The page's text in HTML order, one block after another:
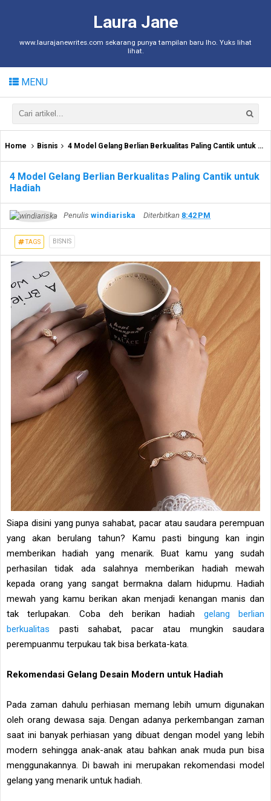
Laura Jane
www.laurajanewrites.com sekarang punya tampilan baru lho. Yuks lihat
lihat.
MENU
Home Bisnis 4 Model Gelang Berlian Berkualitas Paling Cantik untuk Hadiah
4 Model Gelang Berlian Berkualitas Paling Cantik untuk
Hadiah
Penulis windiariska Diterbitkan 8:42 PM
TAGS BISNIS
Siapa disini yang punya sahabat, pacar atau saudara perempuan
yang akan berulang tahun? Kamu pasti bingung kan ingin
memberikan hadiah yang menarik. Buat kamu yang sudah
perhasilan tidak ada salahnya memberikan hadiah mewah
kepada orang yang sangat bermakna dalam hidupmu. Hadiah
mewah yang kamu berikan akan menjadi kenangan manis dan
tak terlupakan. Coba deh berikan hadiah gelang berlian
berkualitas pasti sahabat, pacar atau mungkin saudara
perempuanmu terpukau tak bisa berkata-kata.
Rekomendasi Gelang Desain Modern untuk Hadiah
Pada zaman dahulu perhiasan memang lebih umum digunakan
oleh orang dewasa saja. Dengan adanya perkembangan zaman
saat ini banyak perhiasan yang dibuat dengan model yang lebih
modern sehingga anak-anak atau bahkan anak muda pun bisa
menggunakannya. Di bawah ini merupakan rekomendasi model
gelang yang menarik untuk hadiah.